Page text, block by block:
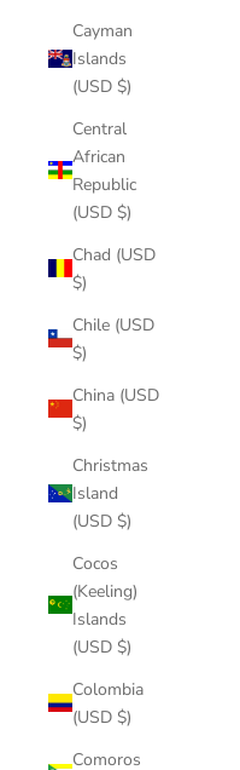
Cayman
Islands
(USD $)
Central
African
Republic
(USD $)
Chad (USD
$)
Chile (USD
$)
China (USD
$)
Christmas
Island
(USD $)
Cocos
(Keeling)
Islands
(USD $)
Colombia
(USD $)
Comoros